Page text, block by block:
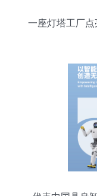
一座灯塔工厂